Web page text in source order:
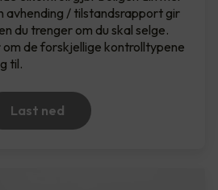
avhending / tilstandsrapport gir
du trenger om du skal selge.
de forskjellige kontrolltypene
til.
Last ned